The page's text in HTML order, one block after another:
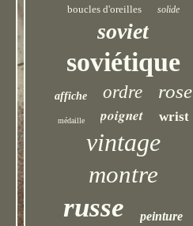
boucles d'oreilles solide
soviet
soviétique
affiche ordre rose
médaille poignet wrist
vintage
montre
russe peinture